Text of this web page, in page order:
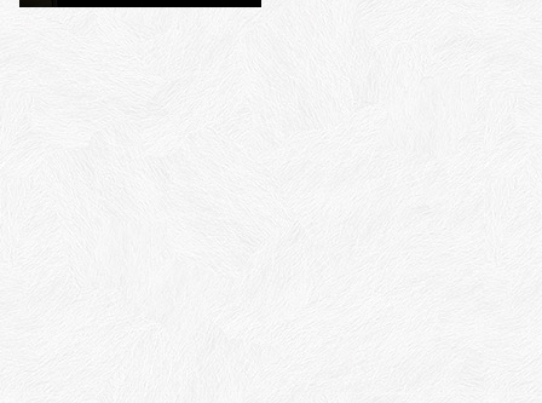
voor een training,
workshop of keynote?